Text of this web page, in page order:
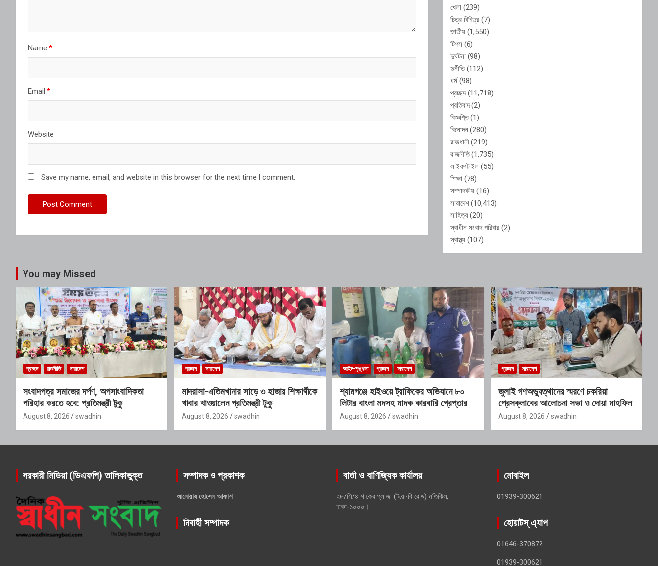
Name *
Email *
Website
Save my name, email, and website in this browser for the next time I comment.
খেলা (239)
চিত্র বিচিত্র (7)
জাতীয় (1,550)
টিপস (6)
দুর্ঘটনা (98)
দুর্নীতি(112)
ধর্ম(98)
প্রচ্ছদ(11,718)
প্রতিবাদ(2)
বিজ্ঞপ্তি(1)
বিনোদন (280)
রাজধানী (219)
রাজনীতি(1,735)
লাইফস্টাইল (55)
শিক্ষা (78)
সম্পাদকীয় (16)
সারাদেশ (10,413)
সাহিত্য (20)
স্বাধীন সংবাদ পরিবার (2)
স্বাস্থ্য (107)
You may Missed
প্রচ্ছদ রাজনীতি সারাদেশ
সংবাদপত্র সমাজের দর্পণ, অপসাংবাদিকতা
পরিহার করতে হবে: প্রতিমন্ত্রী টুকু
August 8, 2026 swadhin
প্রচ্ছদ সারাদেশ
মাদরাসা-এতিমখানার সাড়ে ৩ হাজার শিক্ষার্থীকে
খাবার খাওয়ালেন প্রতিমন্ত্রী টুকু
August 8, 2026 swadhin
আইন-শৃঙ্খলা প্রচ্ছদ সারাদেশ
শ্যামগঞ্জে হাইওয়ে ট্রাফিকের অভিযানে ৮০
লিটার বাংলা মদসহ মাদক কারবারি গ্রেপ্তার
August 8, 2026 swadhin
প্রচ্ছদ সারাদেশ
জুলাই গণঅভ্যুত্থানের স্মরণে চকরিয়া
প্রেসক্লাবের আলোচনা সভা ও দোয়া মাহফিল
August 8, 2026 swadhin
সরকারী মিডিয়া (ডিএফপি) তালিকাভুক্ত সম্পাদক ও প্রকাশক
আনোয়ার হোসেন আকাশ
নিবার্হী সম্পাদক
বার্তা ও বাণিজ্যিক কার্যালয়
২৮/সি/৪ শাকের প্লাজা (টয়েনবি রোড) মতিঝিল,
ঢাকা-১০০০।
মোবাইল
01939-300621
হোয়াটস্ এ্যাপ
01646-370872
01939-300621